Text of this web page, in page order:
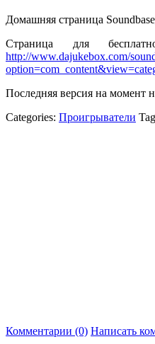
Домашняя страница Soundbase
Страница для
http://www.dajukebox.com/
Последняя версия на момент
Categories: Проигрыватели
Комментарии (0) Написать